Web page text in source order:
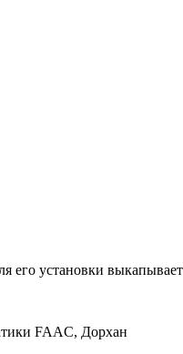
его установки
FAAC, Дорхан